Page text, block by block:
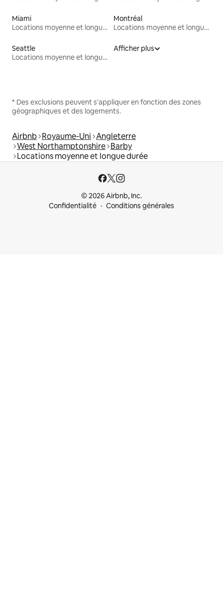
Miami
Locations moyenne et longue durée
Montréal
Locations moyenne et longue durée
Seattle
Locations moyenne et longue durée
Afficher plus
* Des exclusions peuvent s'appliquer en fonction des zones
géographiques et des logements.
Airbnb Royaume-Uni Angleterre
West Northamptonshire Barby
Locations moyenne et longue durée
© 2026 Airbnb, Inc.
Confidentialité
Conditions générales